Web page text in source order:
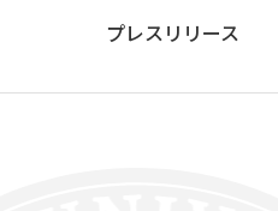
プレスリリース